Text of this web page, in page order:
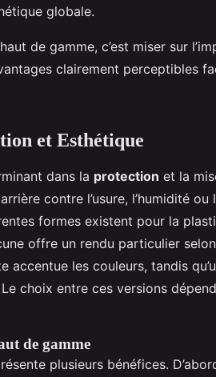
globale.
de gamme, c’est miser sur
clairement perceptibles
et Esthétique
dans la protection et la
contre l’usure, l’humidité ou
formes existent pour la
offre un rendu particulier selon
accentue les couleurs, tandis
choix entre ces versions
de gamme
plusieurs bénéfices.